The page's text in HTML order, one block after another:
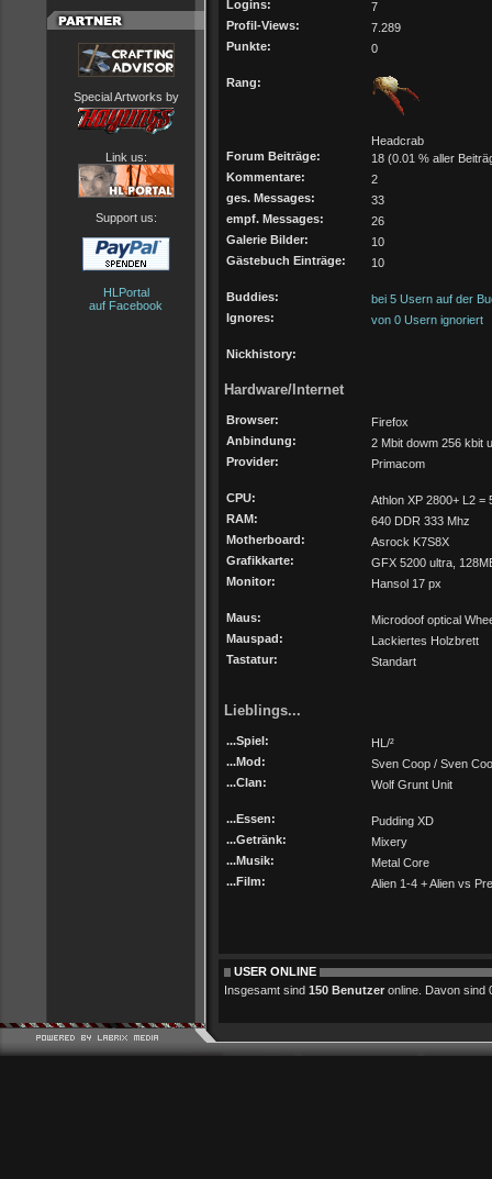
Special Artworks by
Link us:
Support us:
HLPortal
auf Facebook
Logins:
7
Profil-Views:
7.289
Punkte:
0
Rang:
Headcrab
Forum Beiträge:
18 (0.01 % aller
Kommentare:
2
ges. Messages:
33
empf. Messages:
26
Galerie Bilder:
10
Gästebuch Einträge:
10
Buddies:
bei 5 Usern auf der
Ignores:
von 0 Usern ignoriert
Nickhistory:
Hardware/Internet
Browser:
Firefox
Anbindung:
2 Mbit dowm 256 kbit
Provider:
Primacom
CPU:
Athlon XP 2800+ L2 =
RAM:
640 DDR 333 Mhz
Motherboard:
Asrock K7S8X
Grafikkarte:
GFX 5200 ultra,
Monitor:
Hansol 17 px
Maus:
Microdoof optical
Mauspad:
Lackiertes Holzbrett
Tastatur:
Standart
Lieblings...
...Spiel:
HL/²
...Mod:
Sven Coop / Sven
...Clan:
Wolf Grunt Unit
...Essen:
Pudding XD
...Getränk:
Mixery
...Musik:
Metal Core
...Film:
Alien 1-4 + Alien vs
USER ONLINE
Insgesamt sind 150 Benutzer online. Davon sind